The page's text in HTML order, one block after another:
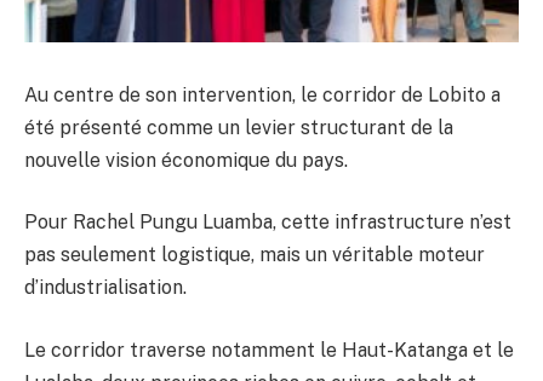
Au centre de son intervention, le corridor de Lobito a
été présenté comme un levier structurant de la
nouvelle vision économique du pays.
Pour Rachel Pungu Luamba, cette infrastructure n’est
pas seulement logistique, mais un véritable moteur
d’industrialisation.
Le corridor traverse notamment le Haut-Katanga et le